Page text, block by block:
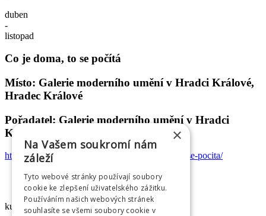
duben
-
listopad
Co je doma, to se počítá
Místo: Galerie moderního umění v Hradci Králové,
Hradec Králové
Pořadatel: Galerie moderního umění v Hradci
Králové
https://www.galeriehk.cz/vystavy/co-je-doma-to-se-pocita/
kurátorka: Anna Horák Zemanová | Prostor
×
Na Vašem soukromí nám
záleží
Tyto webové stránky používají soubory
cookie ke zlepšení uživatelského zážitku.
Používáním našich webových stránek
souhlasíte se všemi soubory cookie v